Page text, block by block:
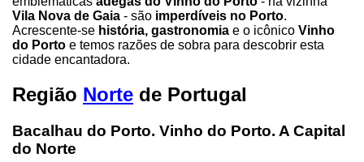
Vila Nova de Gaia - são imperdíveis no Porto.
Acrescente-se história, gastronomia e o icônico Vinho
do Porto e temos razões de sobra para descobrir esta
cidade encantadora.
Região Norte de Portugal
Bacalhau do Porto. Vinho do Porto. A Capital
do Norte